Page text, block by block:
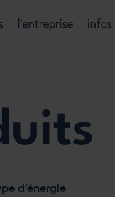
l'entreprise infos
d’énergie